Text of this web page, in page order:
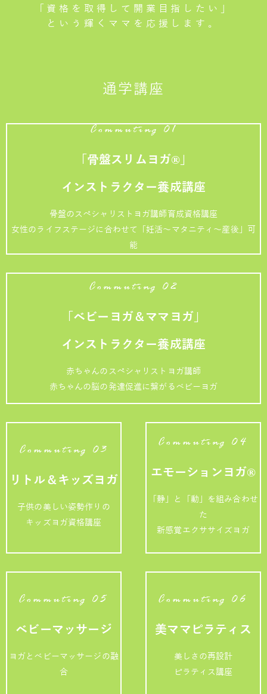
「資格を取得して開業目指したい」
という輝くママを応援します。
通学講座
Commuting 01
「骨盤スリムヨガ®」
インストラクター養成講座
骨盤のスペシャリストヨガ講師育成資格講座
女性のライフステージに合わせて「妊活～マタニティ～産後」可
能
Commuting 02
「ベビーヨガ＆ママヨガ」
インストラクター養成講座
赤ちゃんのスペシャリストヨガ講師
赤ちゃんの脳の発達促進に繋がるベビーヨガ
Commuting 03
リトル＆キッズヨガ
子供の美しい姿勢作りの
キッズヨガ資格講座
Commuting 04
エモーションヨガ®
「静」と「動」を組み合わせ
た
新感覚エクササイズヨガ
Commuting 05
ベビーマッサージ
ヨガとベビーマッサージの融
合
Commuting 06
美ママピラティス
美しさの再設計
ピラティス講座